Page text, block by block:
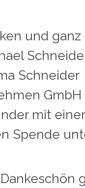
und ganz
Schneider
GmbH
mit einer
Spende